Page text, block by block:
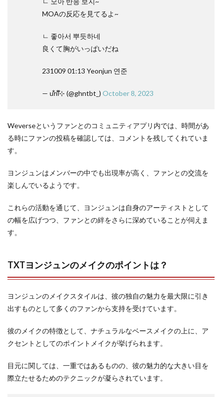
MOAの反応を見てるよ~
ㄴ 좋아서 뿌듯하네
良くて胸がいっぱいだね
231009 01:13 Yeonjun 연준
— u⃰n⃰i⃰⊹ (@ghntbt_) October 8, 2023
Weverseというファンとのコミュニティアプリ内では、時間があ
る時にファンの投稿を確認しては、コメントを残してくれていま
す。
ヨンジュンはメンバーの中でも出現率が高く、ファンとの交流を
楽しんでいるようです。
これらの活動を通じて、ヨンジュンは自身のアーティストとして
の幅を広げつつ、ファンとの絆をさらに深めていることが伺えま
す。
TXTヨンジュンのメイクのポイントは？
ヨンジュンのメイクスタイルは、彼の独自の魅力を最大限に引き
出すものとして多くのファンから支持を受けています。
彼のメイクの特徴として、ナチュラルなベースメイクの上に、ア
クセントとしてのポイントメイクが挙げられます。
目元に関しては、一重ではあるものの、彼の魅力的な大きい目を
際立たせるためのテクニックが凝らされています。